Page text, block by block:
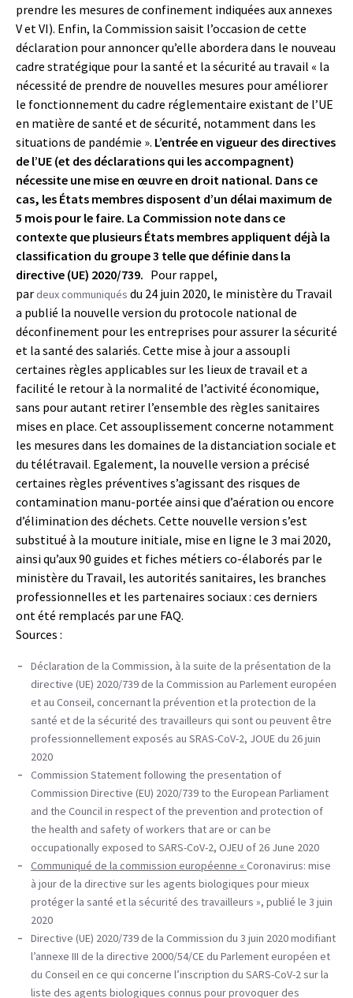
prendre les mesures de confinement indiquées aux annexes
V et VI). Enfin, la Commission saisit l’occasion de cette
déclaration pour annoncer qu’elle abordera dans le nouveau
cadre stratégique pour la santé et la sécurité au travail « la
nécessité de prendre de nouvelles mesures pour améliorer
le fonctionnement du cadre réglementaire existant de l’UE
en matière de santé et de sécurité, notamment dans les
situations de pandémie ». L’entrée en vigueur des directives
de l’UE (et des déclarations qui les accompagnent)
nécessite une mise en œuvre en droit national. Dans ce
cas, les États membres disposent d’un délai maximum de
5 mois pour le faire. La Commission note dans ce
contexte que plusieurs États membres appliquent déjà la
classification du groupe 3 telle que définie dans la
directive (UE) 2020/739. Pour rappel,
pardeuxcommuniqués du 24 juin 2020, le ministère du Travail
a publié la nouvelle version du protocole national de
déconfinement pour les entreprises pour assurer la sécurité
et la santé des salariés. Cette mise à jour a assoupli
certaines règles applicables sur les lieux de travail et a
facilité le retour à la normalité de l’activité économique,
sans pour autant retirer l’ensemble des règles sanitaires
mises en place. Cet assouplissement concerne notamment
les mesures dans les domaines de la distanciation sociale et
du télétravail. Egalement, la nouvelle version a précisé
certaines règles préventives s’agissant des risques de
contamination manu-portée ainsi que d’aération ou encore
d’élimination des déchets. Cette nouvelle version s’est
substitué à la mouture initiale, mise en ligne le 3 mai 2020,
ainsi qu’aux 90 guides et fiches métiers co-élaborés par le
ministère du Travail, les autorités sanitaires, les branches
professionnelles et les partenaires sociaux : ces derniers
ont été remplacés par une FAQ.
Sources :
Déclaration de la Commission, à la suite de la présentation de la
directive (UE) 2020/739 de la Commission au Parlement européen
et au Conseil, concernant la prévention et la protection de la
santé et de la sécurité des travailleurs qui sont ou peuvent être
professionnellement exposés au SRAS-CoV-2, JOUE du 26 juin
2020
Commission Statement following the presentation of
Commission Directive (EU) 2020/739 to the European Parliament
and the Council in respect of the prevention and protection of
the health and safety of workers that are or can be
occupationally exposed to SARS-CoV-2, OJEU of 26 June 2020
Communiqué de la commission européenne «Coronavirus: mise
à jour de la directive sur les agents biologiques pour mieux
protéger la santé et la sécurité des travailleurs », publié le 3 juin
2020
Directive (UE) 2020/739 de la Commission du 3 juin 2020 modifiant
l’annexe III de la directive 2000/54/CE du Parlement européen et
du Conseil en ce qui concerne l’inscription du SARS-CoV-2 sur la
liste des agents biologiques connus pour provoquer des